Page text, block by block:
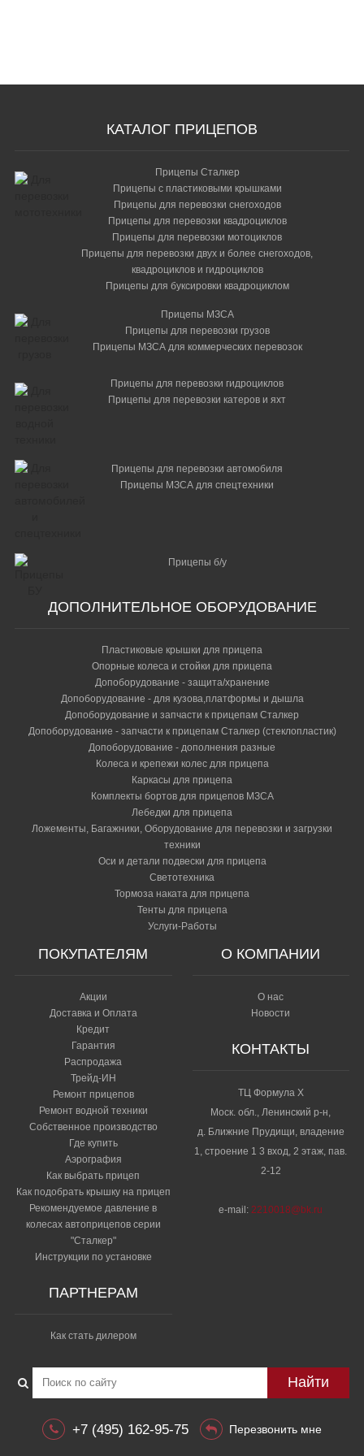
КАТАЛОГ ПРИЦЕПОВ
Прицепы Сталкер
Прицепы с пластиковыми крышками
Прицепы для перевозки снегоходов
Прицепы для перевозки квадроциклов
Прицепы для перевозки мотоциклов
Прицепы для перевозки двух и более снегоходов,
квадроциклов и гидроциклов
Прицепы для буксировки квадроциклом
Прицепы МЗСА
Прицепы для перевозки грузов
Прицепы МЗСА для коммерческих перевозок
Прицепы для перевозки гидроциклов
Прицепы для перевозки катеров и яхт
Прицепы для перевозки автомобиля
Прицепы МЗСА для спецтехники
Прицепы б/у
ДОПОЛНИТЕЛЬНОЕ ОБОРУДОВАНИЕ
Пластиковые крышки для прицепа
Опорные колеса и стойки для прицепа
Допоборудование - защита/хранение
Допоборудование - для кузова,платформы и дышла
Допоборудование и запчасти к прицепам Сталкер
Допоборудование - запчасти к прицепам Сталкер (стеклопластик)
Допоборудование - дополнения разные
Колеса и крепежи колес для прицепа
Каркасы для прицепа
Комплекты бортов для прицепов МЗСА
Лебедки для прицепа
Ложементы, Багажники, Оборудование для перевозки и загрузки
техники
Оси и детали подвески для прицепа
Светотехника
Тормоза наката для прицепа
Тенты для прицепа
Услуги-Работы
ПОКУПАТЕЛЯМ
Акции
Доставка и Оплата
Кредит
Гарантия
Распродажа
Трейд-ИН
Ремонт прицепов
Ремонт водной техники
Собственное производство
Где купить
Аэрография
Как выбрать прицеп
Как подобрать крышку на прицеп
Рекомендуемое давление в
колесах автоприцепов серии
"Сталкер"​
Инструкции по установке
ПАРТНЕРАМ
Как стать дилером
О КОМПАНИИ
О нас
Новости
КОНТАКТЫ
ТЦ Формула Х
Моск. обл., Ленинский р-н,
д. Ближние Прудищи, владение
1, строение 1 3 вход, 2 этаж, пав.
2-12
e-mail: 2210018@bk.ru
Найти
+7 (495) 162-95-75 Перезвонить мне